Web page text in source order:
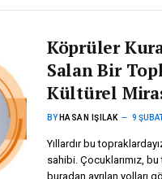
Köprüler
Salan Bir
Kültürel
BY HASAN IŞILAK 9
Yıllardır bu
sahibi. Çocuklarımız,
buradan ayrılan yolları